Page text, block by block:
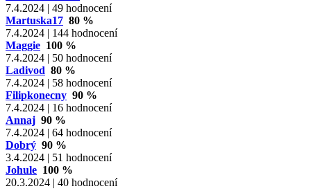
7.4.2024 | 49 hodnocení
Martuska17 80 %
7.4.2024 | 144 hodnocení
Maggie 100 %
7.4.2024 | 50 hodnocení
Ladivod 80 %
7.4.2024 | 58 hodnocení
Filipkonecny 90 %
7.4.2024 | 16 hodnocení
Annaj 90 %
7.4.2024 | 64 hodnocení
Dobrý 90 %
3.4.2024 | 51 hodnocení
Johule 100 %
20.3.2024 | 40 hodnocení